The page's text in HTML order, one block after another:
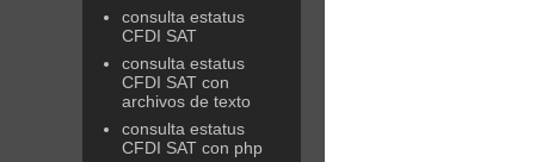
consulta estatus
CFDI SAT
consulta estatus
CFDI SAT con
archivos de texto
consulta estatus
CFDI SAT con php